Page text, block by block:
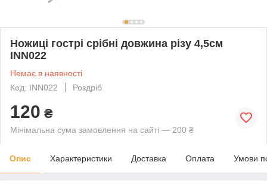
Ножиці гострі срібні довжина різу 4,5см
INN022
Немає в наявності
Код: INN022
Роздріб
120 ₴
Мінімальна сума замовлення на сайті — 200 ₴
Опис Характеристики Доставка Оплата Умови